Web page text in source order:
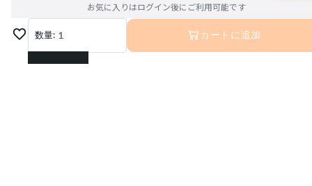
お気に入りはログイン後にご利用可能です
数量: 1
1
カートに追加